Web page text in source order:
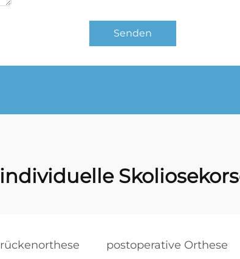
Senden
individuelle
rückenorthese postoperative Orthese